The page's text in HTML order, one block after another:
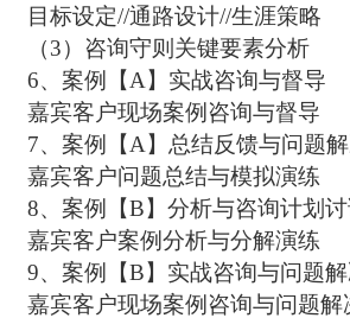
目标设定//通路设计//生涯策略
（3）咨询守则关键要素分析
6、案例【A】实战咨询与督导
嘉宾客户现场案例咨询与督导
7、案例【A】总结反馈与问题
嘉宾客户问题总结与模拟演练
8、案例【B】分析与咨询计划
嘉宾客户案例分析与分解演练
9、案例【B】实战咨询与问题
嘉宾客户现场案例咨询与问题解